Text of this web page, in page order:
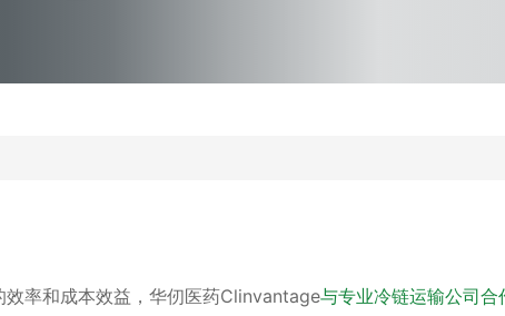
效率和成本效益，华仞医药Clinvantage与专业冷链运输公司合